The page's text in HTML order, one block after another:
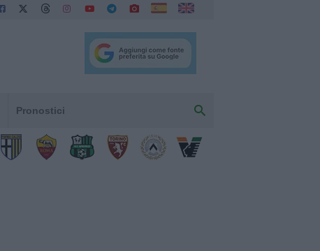
Pronostici